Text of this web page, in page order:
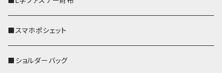
■スマホポシェット
■ショルダーバッグ